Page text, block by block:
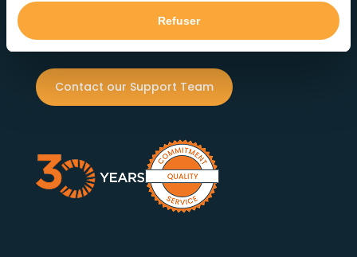
Refuser
reliability. Our dedicated team ensures exceptional
Contact our Support Team